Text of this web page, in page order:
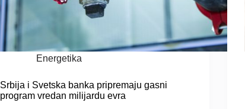
Energetika
Srbija i Svetska banka pripremaju gasni
program vredan milijardu evra